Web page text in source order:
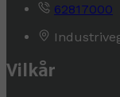
62817000
Vilkår